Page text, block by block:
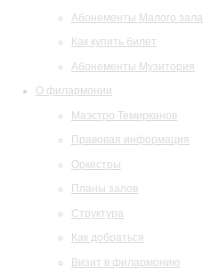
Абонементы Малого зала
Как купить билет
Абонементы Музитория
О филармонии
Маэстро Темирканов
Правовая информация
Оркестры
Планы залов
Структура
Как добраться
Визит в филармонию